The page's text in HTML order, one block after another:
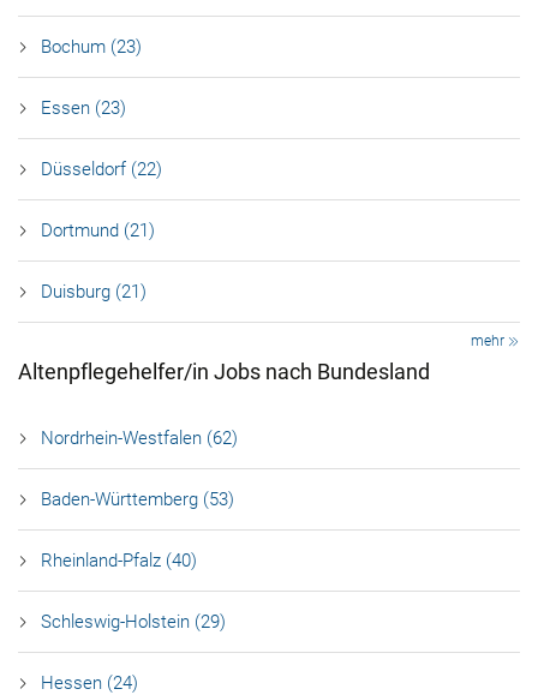
Bochum (23)
Essen (23)
Düsseldorf (22)
Dortmund (21)
Duisburg (21)
mehr
Altenpflegehelfer/in Jobs nach Bundesland
Nordrhein-Westfalen (62)
Baden-Württemberg (53)
Rheinland-Pfalz (40)
Schleswig-Holstein (29)
Hessen (24)